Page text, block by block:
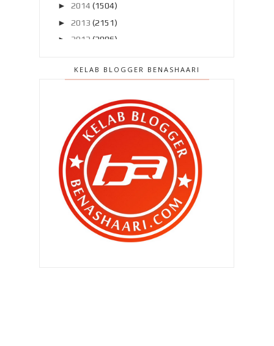
► 2014 (1504)
► 2013 (2151)
► 2012 (2986)
2010(4406)
November 2010(502)
►Oktober 2010(453)
▼
September 2010
(387)
Mengapa tidak mengundi ??
Aku kata camni.. dia jawab gitu..
kiamat la baru a...
Minat songket ?
Aku rasa macam ....
KELAB BLOGGER BENASHAARI